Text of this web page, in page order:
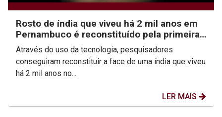
Rosto de índia que viveu há 2 mil anos em
Pernambuco é reconstituído pela primeira
vez
Através do uso da tecnologia, pesquisadores
conseguiram reconstituir a face de uma índia que viveu
há 2 mil anos no...
LER MAIS